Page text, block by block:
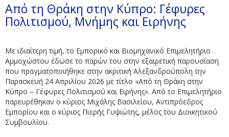
Από τη Θράκη στην Κύπρο: Γέφυρες
Πολιτισμού, Μνήμης και Ειρήνης
Με ιδιαίτερη τιμή, το Εμπορικό και Βιομηχανικό Επιμελητήριο
Αμμοχώστου έδωσε το παρών του στην εξαιρετική παρουσίαση
που πραγματοποιήθηκε στην ακριτική Αλεξανδρούπολη την
Παρασκευή 24 Απριλίου 2026 με τίτλο «Από τη Θράκη στην
Κύπρο – Γέφυρες Πολιτισμού και Ειρήνης». Από το Επιμελητήριο
παρευρέθηκαν ο κύριος Μιχάλης Βασιλείου, Αντιπρόεδρος
Εμπορίου και ο κύριος Πιερής Γυψιώτης, μέλος του Διοικητικού
Συμβουλίου.